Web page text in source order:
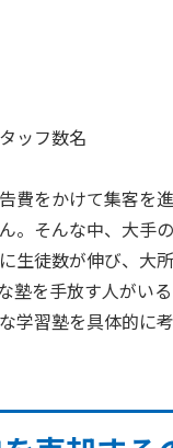
ッフ数名
費をかけて集客を
。そんな中、大手
生徒数が伸び、大
塾を手放す人がい
習塾を具体的に考